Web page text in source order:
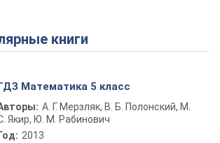
книги
Математика 5 класс
А. Г. Мерзляк, В. Б. Полонский, М.
Якир, Ю. М. Рабинович
Год: 2013